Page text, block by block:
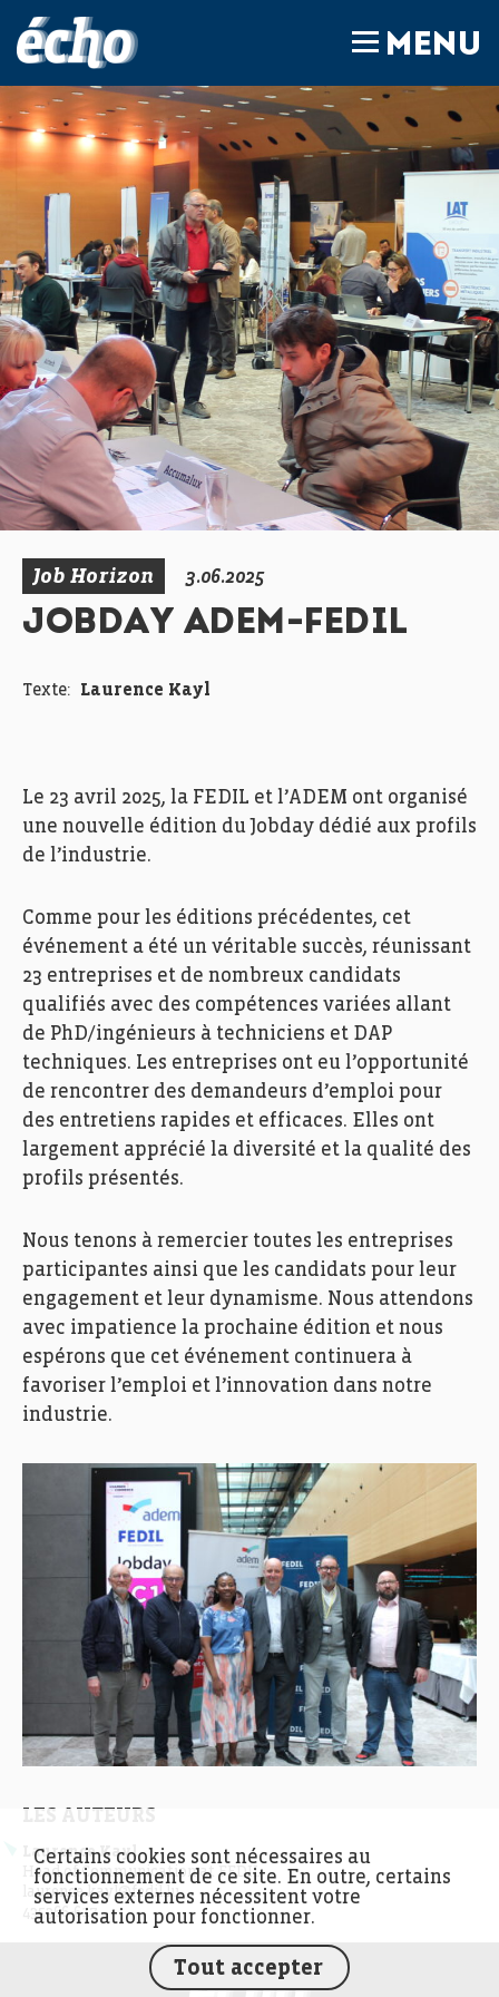
MENU
Job Horizon 3.06.2025
JOBDAY ADEM-FEDIL
Texte: Laurence Kayl
Le 23 avril 2025, la FEDIL et l’ADEM ont organisé
une nouvelle édition du Jobday dédié aux profils
de l’industrie.
Comme pour les éditions précédentes, cet
événement a été un véritable succès, réunissant
23 entreprises et de nombreux candidats
qualifiés avec des compétences variées allant
de PhD/ingénieurs à techniciens et DAP
techniques. Les entreprises ont eu l’opportunité
de rencontrer des demandeurs d’emploi pour
des entretiens rapides et efficaces. Elles ont
largement apprécié la diversité et la qualité des
profils présentés.
Nous tenons à remercier toutes les entreprises
participantes ainsi que les candidats pour leur
engagement et leur dynamisme. Nous attendons
avec impatience la prochaine édition et nous
espérons que cet événement continuera à
favoriser l’emploi et l’innovation dans notre
industrie.
Laurence Kayl
Head of Communication at FEDIL
laurence.kayl@fedil.lu
435366-617
FEDIL écho
Certains cookies sont nécessaires au
fonctionnement de ce site. En outre, certains
services externes nécessitent votre
autorisation pour fonctionner.
Tout accepter